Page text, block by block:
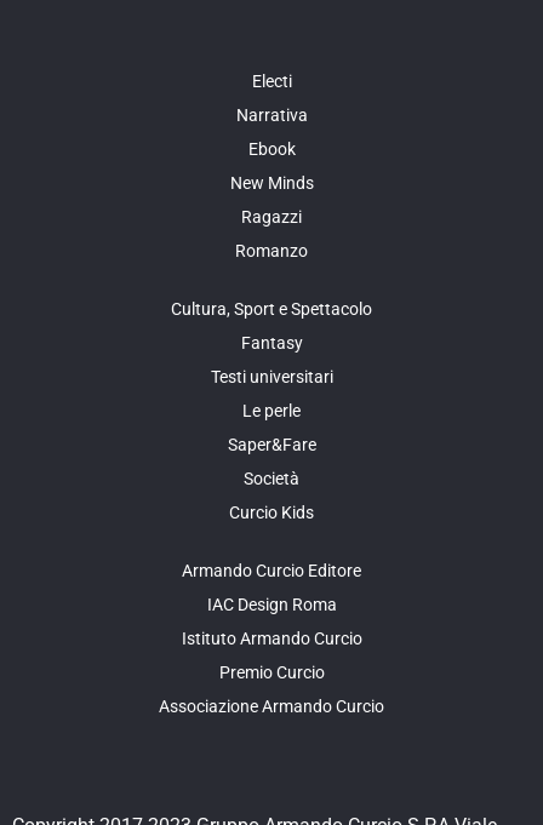
Electi
Narrativa
Ebook
New Minds
Ragazzi
Romanzo
Cultura, Sport e Spettacolo
Fantasy
Testi universitari
Le perle
Saper&Fare
Società
Curcio Kids
Armando Curcio Editore
IAC Design Roma
Istituto Armando Curcio
Premio Curcio
Associazione Armando Curcio